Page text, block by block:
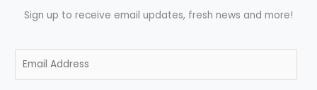
Sign up to receive email updates, fresh news and more!
m